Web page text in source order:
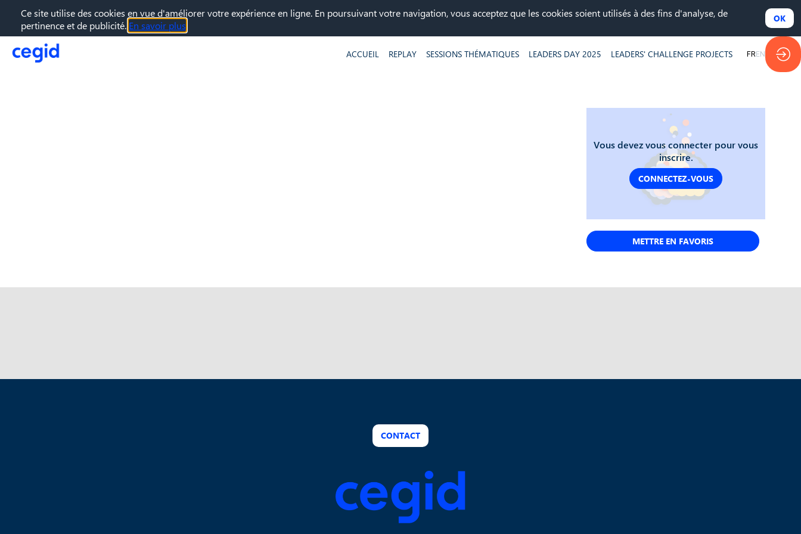
ACCUEIL REPLAY SESSIONS THÉMATIQUES LEADERS DAY 2025 LEADERS' CHALLENGE PROJECTS FREN
Vous devez vous connecter pour vous
inscrire.
CONNECTEZ-VOUS
METTRE EN FAVORIS
CONTACT
Ce site utilise des cookies en vue d'améliorer votre expérience en ligne. En poursuivant votre navigation, vous acceptez que les cookies soient utilisés à des fins d'analyse, de
pertinence et de publicité. En savoir plus
OK